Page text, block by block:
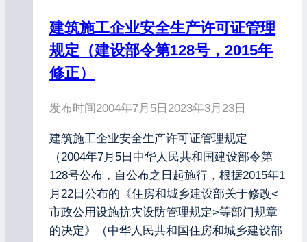
建筑施工企业安全生产许可证管理
规定（建设部令第128号，2015年
修正）
发布时间2004年7月5日 2023年3月23日
建筑施工企业安全生产许可证管理规定
（2004年7月5日中华人民共和国建设部令第
128号公布，自公布之日起施行，根据2015年1
月22日公布的《住房和城乡建设部关于修改<
市政公用设施抗灾设防管理规定>等部门规章
的决定》（中华人民共和国住房和城乡建设部